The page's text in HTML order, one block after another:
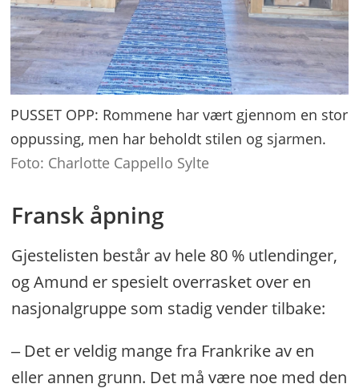
PUSSET OPP: Rommene har vært gjennom en stor
oppussing, men har beholdt stilen og sjarmen.
Foto: Charlotte Cappello Sylte
Fransk åpning
Gjestelisten består av hele 80 % utlendinger,
og Amund er spesielt overrasket over en
nasjonalgruppe som stadig vender tilbake:
‒ Det er veldig mange fra Frankrike av en
eller annen grunn. Det må være noe med den